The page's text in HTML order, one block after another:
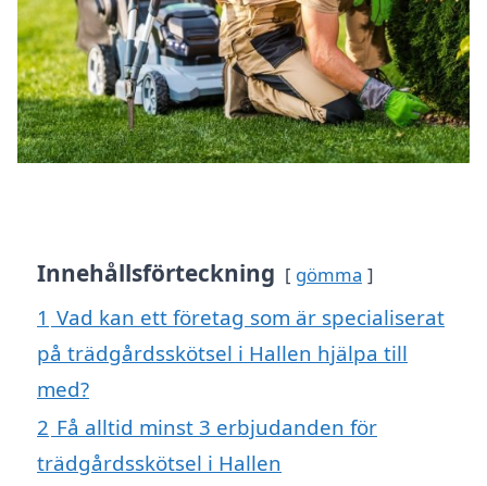
Innehållsförteckning gömma
1 Vad kan ett företag som är specialiserat
på trädgårdsskötsel i Hallen hjälpa till
med?
2 Få alltid minst 3 erbjudanden för
trädgårdsskötsel i Hallen